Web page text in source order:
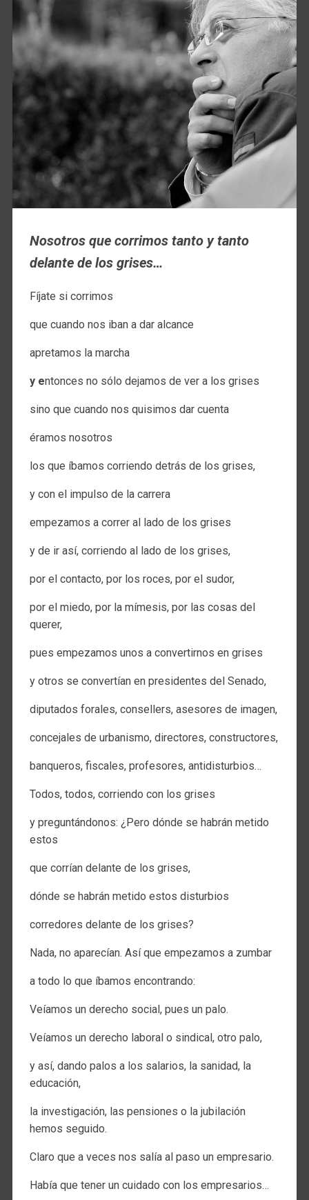
Nosotros que corrimos tanto y tanto
delante de los grises…
Fíjate si corrimos
que cuando nos iban a dar alcance
apretamos la marcha
y entonces no sólo dejamos de ver a los grises
sino que cuando nos quisimos dar cuenta
éramos nosotros
los que íbamos corriendo detrás de los grises,
y con el impulso de la carrera
empezamos a correr al lado de los grises
y de ir así, corriendo al lado de los grises,
por el contacto, por los roces, por el sudor,
por el miedo, por la mímesis, por las cosas del
querer,
pues empezamos unos a convertirnos en grises
y otros se convertían en presidentes del Senado,
diputados forales, consellers, asesores de imagen,
concejales de urbanismo, directores, constructores,
banqueros, fiscales, profesores, antidisturbios…
Todos, todos, corriendo con los grises
y preguntándonos: ¿Pero dónde se habrán metido
estos
que corrían delante de los grises,
dónde se habrán metido estos disturbios
corredores delante de los grises?
Nada, no aparecían. Así que empezamos a zumbar
a todo lo que íbamos encontrando:
Veíamos un derecho social, pues un palo.
Veíamos un derecho laboral o sindical, otro palo,
y así, dando palos a los salarios, la sanidad, la
educación,
la investigación, las pensiones o la jubilación
hemos seguido.
Claro que a veces nos salía al paso un empresario.
Había que tener un cuidado con los empresarios…